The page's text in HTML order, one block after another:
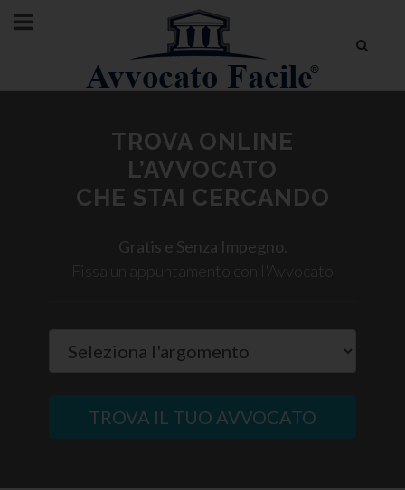
TROVA ONLINE
L’AVVOCATO
CHE STAI CERCANDO
Gratis e Senza Impegno.
Fissa un appuntamento con l'Avvocato
TROVA IL TUO AVVOCATO